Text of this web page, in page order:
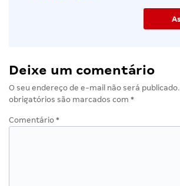
Deixe um comentário
O seu endereço de e-mail não será publicado.
obrigatórios são marcados com *
Comentário *